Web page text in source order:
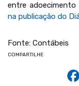
entre adoecimento
na publicação do
Fonte: Contábeis
COMPARTILHE